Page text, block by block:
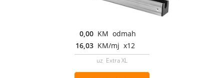
0,00 KM odmah
16,03 KM/mj x12
uz Extra XL